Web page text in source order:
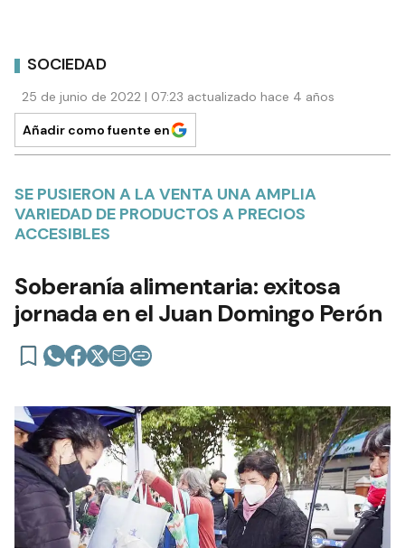
SOCIEDAD
25 de junio de 2022 | 07:23 actualizado hace 4 años
Añadir como fuente en
SE PUSIERON A LA VENTA UNA AMPLIA
VARIEDAD DE PRODUCTOS A PRECIOS
ACCESIBLES
Soberanía alimentaria: exitosa
jornada en el Juan Domingo Perón